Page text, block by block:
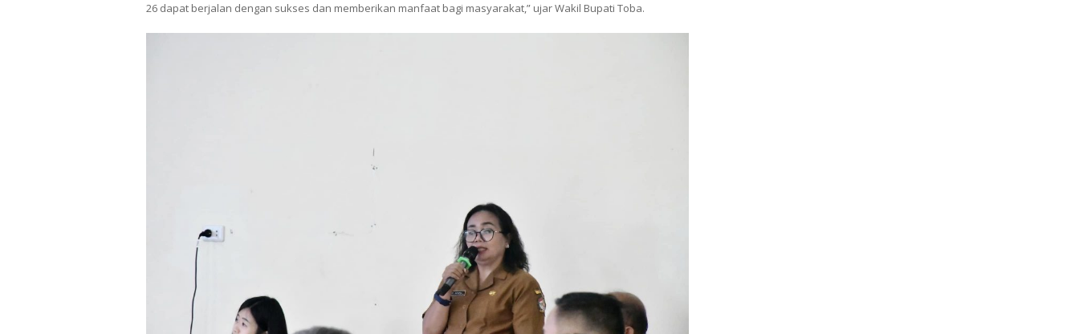
26 dapat berjalan dengan sukses dan memberikan manfaat bagi masyarakat,” ujar Wakil Bupati Toba.